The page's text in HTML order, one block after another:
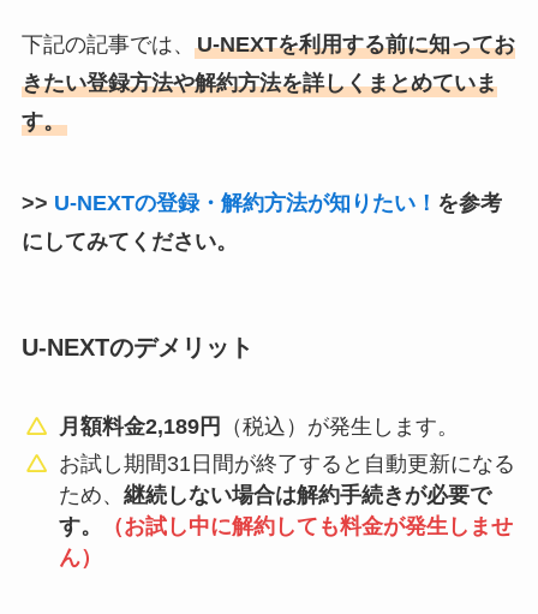
下記の記事では、 U-NEXTを利用する前に知ってお
きたい登録方法や解約方法を詳しくまとめていま
す。
>> U-NEXTの登録・解約方法が知りたい！ を参考
にしてみてください。
U-NEXTのデメリット
月額料金2,189円
（税込）が発生します。
お試し期間31日間が終了すると自動更新になる
ため、継続しない場合は解約手続きが必要で
す。
（お試し中に解約しても料金が発生しませ
ん）